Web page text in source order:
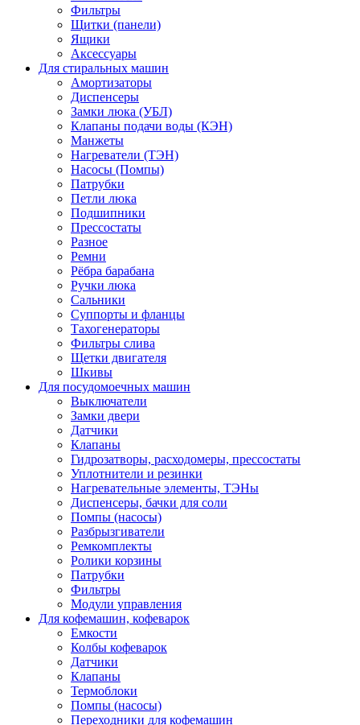
Фильтры
Щитки (панели)
Ящики
Аксессуары
Для стиральных машин
Амортизаторы
Диспенсеры
Замки люка (УБЛ)
Клапаны подачи воды (КЭН)
Манжеты
Нагреватели (ТЭН)
Насосы (Помпы)
Патрубки
Петли люка
Подшипники
Прессостаты
Разное
Ремни
Рёбра барабана
Ручки люка
Сальники
Суппорты и фланцы
Тахогенераторы
Фильтры слива
Щетки двигателя
Шкивы
Для посудомоечных машин
Выключатели
Замки двери
Датчики
Клапаны
Гидрозатворы, расходомеры, прессостаты
Уплотнители и резинки
Нагревательные элементы, ТЭНы
Диспенсеры, бачки для соли
Помпы (насосы)
Разбрызгиватели
Ремкомплекты
Ролики корзины
Патрубки
Фильтры
Модули управления
Для кофемашин, кофеварок
Емкости
Колбы кофеварок
Датчики
Клапаны
Термоблоки
Помпы (насосы)
Переходники для кофемашин